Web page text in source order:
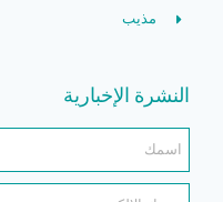
مذيب
النشرة الإخبارية